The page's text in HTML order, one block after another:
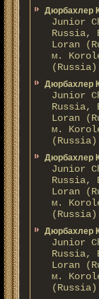
Дюрбахлер
Junior
Russia,
Loran
м.
Дюрбахлер
Junior
Russia,
Loran
м.
Дюрбахлер
Junior
Russia,
Loran
м.
Дюрбахлер
Junior
Russia,
Loran
м.